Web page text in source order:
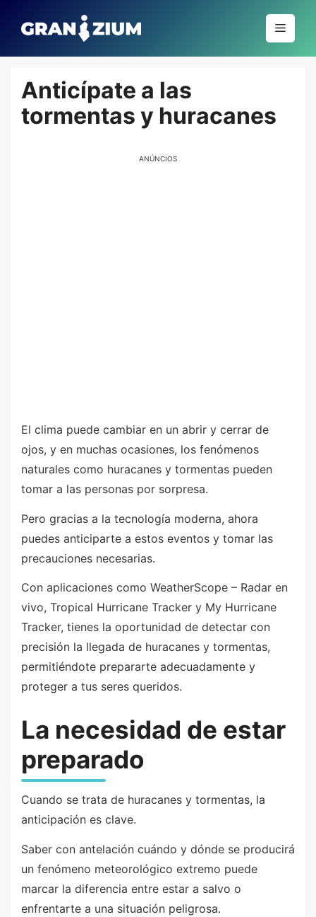
para
conteúdo
Menu
Anticípate a las
tormentas y huracanes
ANÚNCIOS
El clima puede cambiar en un abrir y cerrar de
ojos, y en muchas ocasiones, los fenómenos
naturales como huracanes y tormentas pueden
tomar a las personas por sorpresa.
Pero gracias a la tecnología moderna, ahora
puedes anticiparte a estos eventos y tomar las
precauciones necesarias.
Con aplicaciones como WeatherScope – Radar en
vivo, Tropical Hurricane Tracker y My Hurricane
Tracker, tienes la oportunidad de detectar con
precisión la llegada de huracanes y tormentas,
permitiéndote prepararte adecuadamente y
proteger a tus seres queridos.
La necesidad de estar
preparado
Cuando se trata de huracanes y tormentas, la
anticipación es clave.
Saber con antelación cuándo y dónde se producirá
un fenómeno meteorológico extremo puede
marcar la diferencia entre estar a salvo o
enfrentarte a una situación peligrosa.